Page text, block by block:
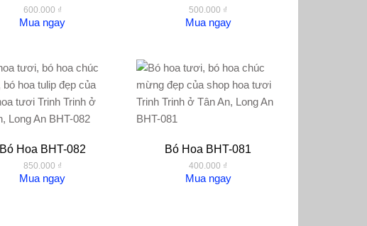
600.000 ₫
Mua ngay
500.000 ₫
Mua ngay
Bó Hoa BHT-082
850.000 ₫
Mua ngay
Bó Hoa BHT-081
400.000 ₫
Mua ngay